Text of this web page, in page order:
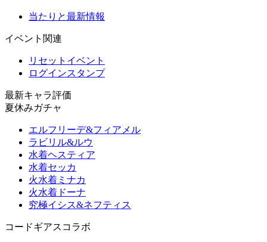
当たりと最新情報
イベント関連
リセットイベント
ログインスタンプ
最新キャラ評価
夏休みガチャ
エルフリーデ&フィアメル
ラビリル&ルウ
水着ヘスティア
水着セッカ
火水着ミナカ
火水着ドーナ
究極イシス&ネフティス
コードギアスコラボ